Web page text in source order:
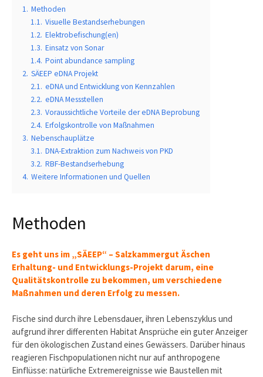
1. Methoden
1.1. Visuelle Bestandserhebungen
1.2. Elektrobefischung(en)
1.3. Einsatz von Sonar
1.4. Point abundance sampling
2. SÄEEP eDNA Projekt
2.1. eDNA und Entwicklung von Kennzahlen
2.2. eDNA Messstellen
2.3. Voraussichtliche Vorteile der eDNA Beprobung
2.4. Erfolgskontrolle von Maßnahmen
3. Nebenschauplätze
3.1. DNA-Extraktion zum Nachweis von PKD
3.2. RBF-Bestandserhebung
4. Weitere Informationen und Quellen
Methoden
Es geht uns im „SÄEEP“ – Salzkammergut Äschen
Erhaltung- und Entwicklungs-Projekt darum, eine
Qualitätskontrolle zu bekommen, um verschiedene
Maßnahmen und deren Erfolg zu messen.
Fische sind durch ihre Lebensdauer, ihren Lebenszyklus und
aufgrund ihrer differenten Habitat Ansprüche ein guter Anzeiger
für den ökologischen Zustand eines Gewässers. Darüber hinaus
reagieren Fischpopulationen nicht nur auf anthropogene
Einflüsse: natürliche Extremereignisse wie Baustellen mit